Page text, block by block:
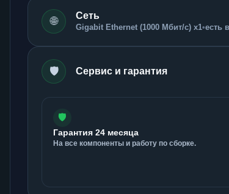
🌐 Сеть
Gigabit Ethernet (1000 Мбит/с) x1•есть
🛡️ Сервис и гарантия
🛡️
Гарантия 24 месяца
На все компоненты и работу по сборке.